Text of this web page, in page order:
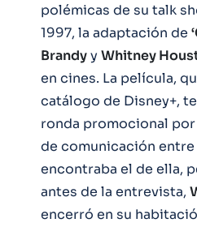
polémicas de su talk
1997, la adaptación de
Brandyy Whitney
en cines. La película,
catálogo de Disney+,
ronda promocional
de comunicación entre
encontraba el de ella,
antes de la entrevista,
encerró en su